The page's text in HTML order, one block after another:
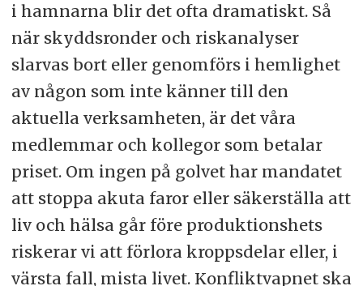
i hamnarna blir det ofta dramatiskt. Så
när skyddsronder och riskanalyser
slarvas bort eller genomförs i hemlighet
av någon som inte känner till den
aktuella verksamheten, är det våra
medlemmar och kollegor som betalar
priset. Om ingen på golvet har mandatet
att stoppa akuta faror eller säkerställa att
liv och hälsa går före produktionshets
riskerar vi att förlora kroppsdelar eller, i
värsta fall, mista livet. Konfliktvapnet ska